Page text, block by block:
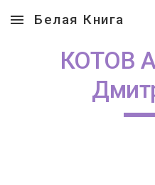
Skip to main content
Белая Книга
КОТОВ